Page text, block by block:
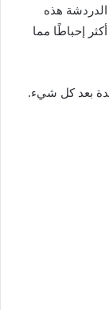
هذه
إحباطًا مما
بعد كل شيء.